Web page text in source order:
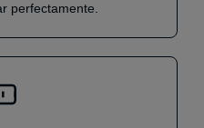
perfectamente.